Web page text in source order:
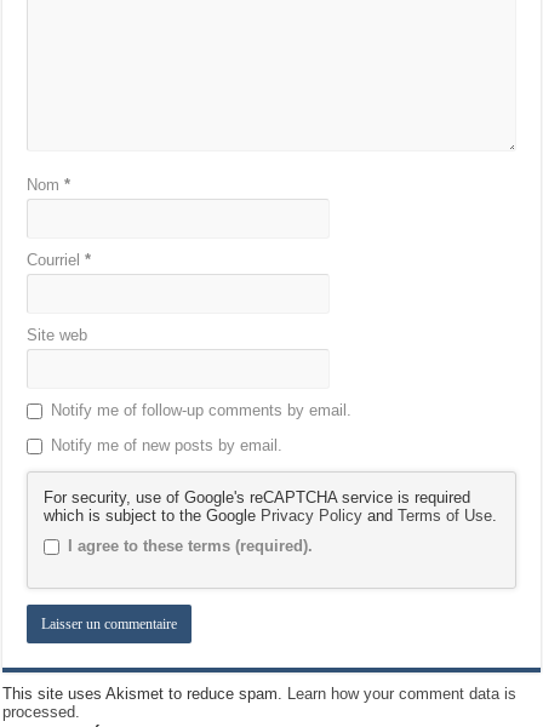
Nom*
Courriel*
Site web
Notify me of follow-up comments by email.
Notify me of new posts by email.
For security, use of Google's reCAPTCHA service is required
which is subject to the Google Privacy Policy andTerms of Use
I agree to these terms (required).
This site uses Akismet to reduce spam. Learn how your comment data is
processed.